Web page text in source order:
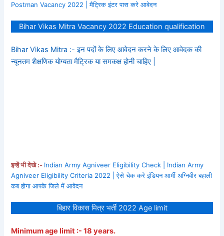
Postman Vacancy 2022 | मैट्रिक इंटर पास करे आवेदन
Bihar Vikas Mitra Vacancy 2022 Education qualification
Bihar Vikas Mitra :- इन पदों के लिए आवेदन करने के लिए आवेदक की
न्यूनतम शैक्षणिक योग्यता मैट्रिक या समकक्ष होनी चाहिए |
इन्हें भी देखे :- Indian Army Agniveer Eligibility Check | Indian Army
Agniveer Eligibility Criteria 2022 | ऐसे चेक करे इंडियन आर्मी अग्निवीर बहाली
कब होगा आपके जिले में आवेदन
बिहार विकास मित्र भर्ती 2022 Age limit
Minimum age limit :- 18 years.